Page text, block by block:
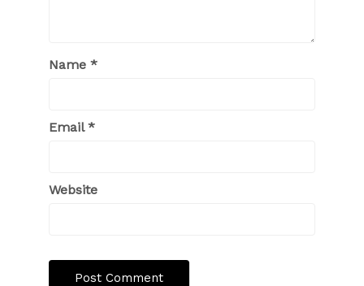
Name *
Email*
Website